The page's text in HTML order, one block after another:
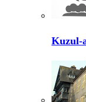
Kuzul-